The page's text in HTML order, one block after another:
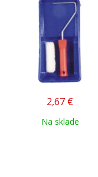
2,67 €
Na sklade